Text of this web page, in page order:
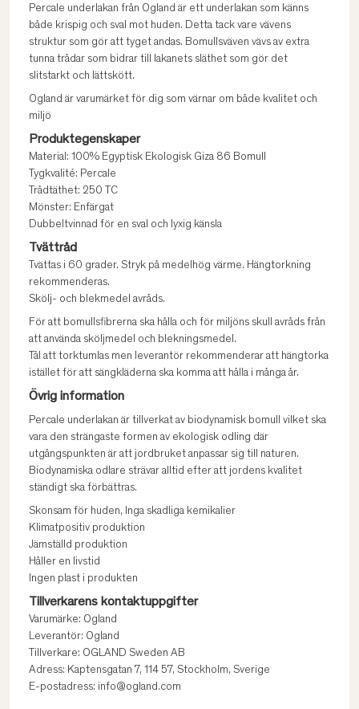
Percale underlakan från Ogland är ett underlakan som känns
både krispig och sval mot huden. Detta tack vare vävens
struktur som gör att tyget andas. Bomullsväven vävs av extra
tunna trådar som bidrar till lakanets släthet som gör det
slitstarkt och lättskött.
Ogland är varumärket för dig som värnar om både kvalitet och
miljö
Produktegenskaper
Material: 100% Egyptisk Ekologisk Giza 86 Bomull
Tygkvalité: Percale
Trådtäthet: 250 TC
Mönster: Enfärgat
Dubbeltvinnad för en sval och lyxig känsla
Tvättråd
Tvättas i 60 grader. Stryk på medelhög värme. Hängtorkning
rekommenderas.
Skölj- och blekmedel avråds.
För att bomullsfibrerna ska hålla och för miljöns skull avråds från
att använda sköljmedel och blekningsmedel.
Tål att torktumlas men leverantör rekommenderar att hängtorka
istället för att sängkläderna ska komma att hålla i många år.
Övrig information
Percale underlakan är tillverkat av biodynamisk bomull vilket ska
vara den strängaste formen av ekologisk odling där
utgångspunkten är att jordbruket anpassar sig till naturen.
Biodynamiska odlare strävar alltid efter att jordens kvalitet
ständigt ska förbättras.
Skonsam för huden, Inga skadliga kemikalier
Klimatpositiv produktion
Jämställd produktion
Håller en livstid
Ingen plast i produkten
Tillverkarens kontaktuppgifter
Varumärke: Ogland
Leverantör: Ogland
Tillverkare: OGLAND Sweden AB
Adress: Kaptensgatan 7, 114 57, Stockholm, Sverige
E-postadress: info@ogland.com